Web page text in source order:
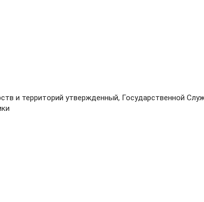
и территорий утвержденный, Государственной